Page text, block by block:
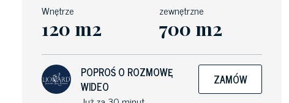
Wnętrze
120 m2
zewnętrzne
700 m2
POPROŚ O ROZMOWĘ
WIDEO
ZAMÓW